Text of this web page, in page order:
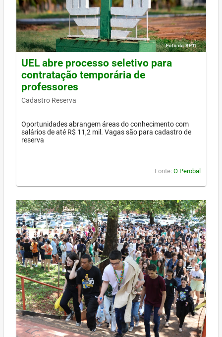
UEL abre processo seletivo para
contratação temporária de
professores
Cadastro Reserva
Oportunidades abrangem áreas do conhecimento com
salários de até R$ 11,2 mil. Vagas são para cadastro de
reserva
Fonte: O Perobal